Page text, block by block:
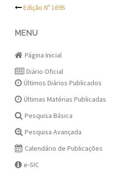
Post
navigation
Edição Nº 1695
MENU
Página Inicial
Diário Oficial
Últimos Diários Publicados
Últimas Matérias Publicadas
Pesquisa Básica
Pesquisa Avançada
Calendário de Publicações
e-SIC